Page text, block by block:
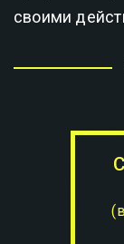
своими